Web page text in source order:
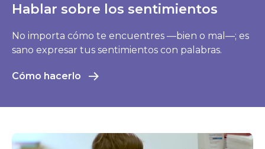
Hablar sobre los sentimientos
No importa cómo te encuentres —bien o mal—; es
sano expresar tus sentimientos con palabras.
Cómo hacerlo